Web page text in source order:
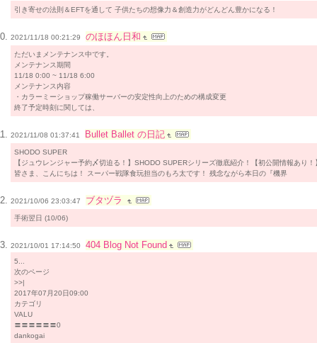
引き寄せの法則＆EFTを通して 子供たちの想像力＆創造力がどんどん豊かになる！
2021/11/18 00:21:29 のほほん日和
ただいまメンテナンス中です。
メンテナンス期間
11/18 0:00 ~ 11/18 6:00
メンテナンス内容
・カラーミーショップ稼働サーバーの安定性向上のための構成変更
終了予定時刻に関しては、
2021/11/08 01:37:41 Bullet Ballet の日記
SHODO SUPER
【ジュウレンジャー予約〆切迫る！】SHODO SUPERシリーズ徹底紹介！【初公開情報あり！
皆さま、こんにちは！ スーパー戦隊食玩担当のもろ太です！ 残念ながら本日の『機界
2021/10/06 23:03:47 ブタヅラ
手術翌日 (10/06)
2021/10/01 17:14:50 404 Blog Not Found
5...
次のページ
>>|
2017年07月20日09:00
カテゴリ
VALU
〓〓〓〓〓〓0
dankogai